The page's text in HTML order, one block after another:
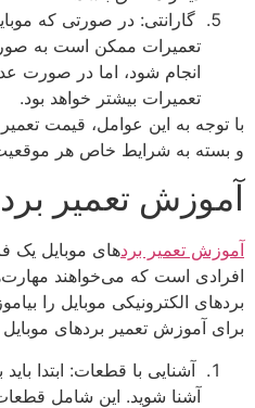
گارانتی: در صورتی که
تعمیرات ممکن است به
انجام شود، اما در صورت
تعمیرات بیشتر خواهد بود.
با توجه به این عوامل، قیمت
و بسته به شرایط خاص هر
آموزش تعمیر
آموزش تعمیر بردهای موبایل یک
افرادی است که می‌خواهند
بردهای الکترونیکی موبایل را
برای آموزش تعمیر بردهای
آشنایی با قطعات: ابتدا
آشنا شوید. این شامل